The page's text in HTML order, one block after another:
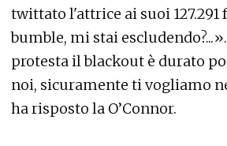
twittato l'attrice ai suoi 127.291
bumble, mi stai
protesta il blackout è durato
noi, sicuramente ti vogliamo
ha risposto la O’Connor.